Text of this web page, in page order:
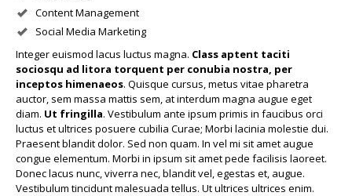
Content Management
Social Media Marketing
Integer euismod lacus luctus magna. Class aptent taciti
sociosqu ad litora torquent per conubia nostra, per
inceptos himenaeos. Quisque cursus, metus vitae pharetra
auctor, sem massa mattis sem, at interdum magna augue eget
diam. Ut fringilla. Vestibulum ante ipsum primis in faucibus orci
luctus et ultrices posuere cubilia Curae; Morbi lacinia molestie dui.
Praesent blandit dolor. Sed non quam. In vel mi sit amet augue
congue elementum. Morbi in ipsum sit amet pede facilisis laoreet.
Donec lacus nunc, viverra nec, blandit vel, egestas et, augue.
Vestibulum tincidunt malesuada tellus. Ut ultrices ultrices enim.